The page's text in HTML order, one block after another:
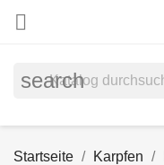

search
Startseite Karpfen